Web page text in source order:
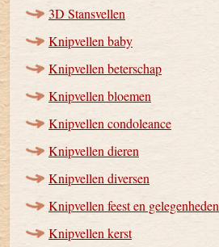
3D Stansvellen
Knipvellen baby
Knipvellen beterschap
Knipvellen bloemen
Knipvellen condoleance
Knipvellen dieren
Knipvellen diversen
Knipvellen feest en gelegenheden
Knipvellen kerst